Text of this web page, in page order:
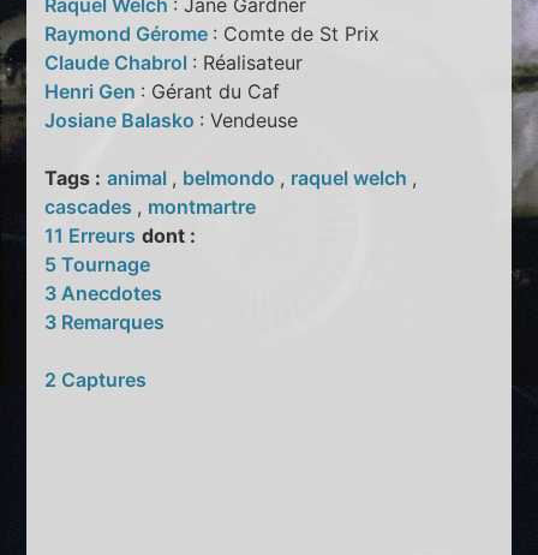
Raymond Gérome : Comte de St Prix
Claude Chabrol : Réalisateur
Henri Gen : Gérant du Caf
Josiane Balasko : Vendeuse
Tags : animal , belmondo , raquel welch ,
cascades , montmartre
11 Erreurs dont :
5 Tournage
3 Anecdotes
3 Remarques
2 Captures